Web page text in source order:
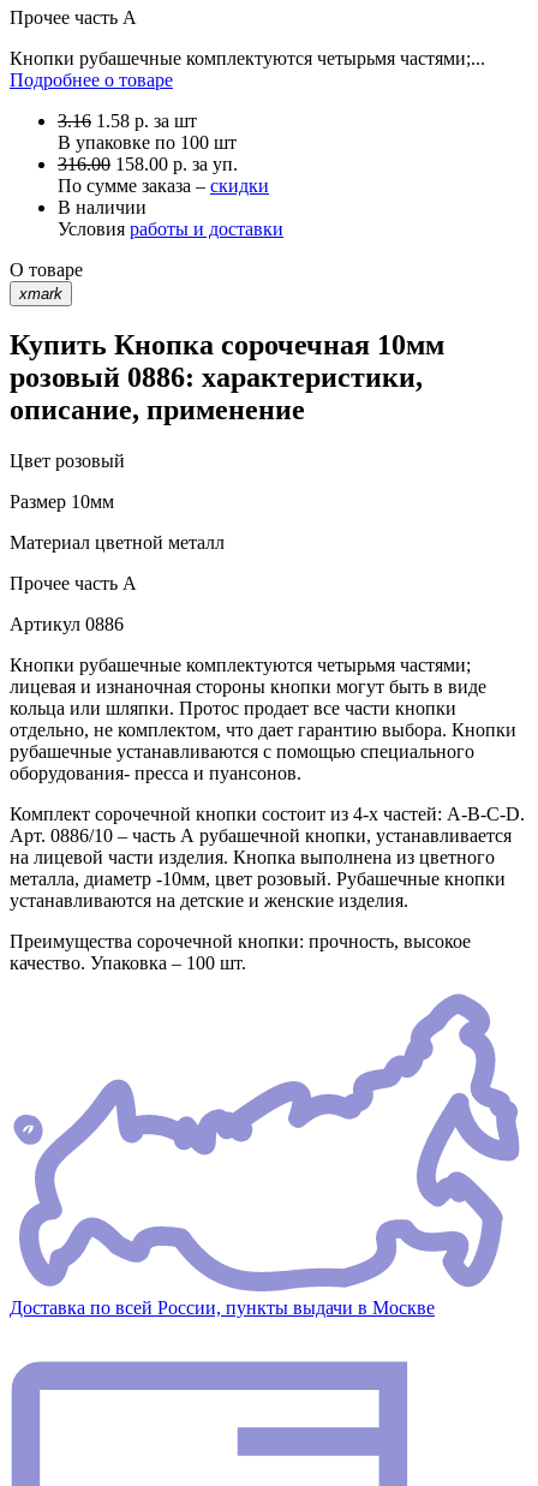
Прочее часть A
Кнопки рубашечные комплектуются четырьмя частями;...
Подробнее о товаре
3.16 1.58 р. за шт
В упаковке по 100 шт
316.00 158.00 р. за уп.
По сумме заказа – скидки
В наличии
Условия работы и доставки
О товаре
xmark
Купить Кнопка сорочечная 10мм
розовый 0886: характеристики,
описание, применение
Цвет розовый
Размер 10мм
Материал цветной металл
Прочее часть A
Артикул 0886
Кнопки рубашечные комплектуются четырьмя частями;
лицевая и изнаночная стороны кнопки могут быть в виде
кольца или шляпки. Протос продает все части кнопки
отдельно, не комплектом, что дает гарантию выбора. Кнопки
рубашечные устанавливаются с помощью специального
оборудования- пресса и пуансонов.
Комплект сорочечной кнопки состоит из 4-х частей: А-В-С-D.
Арт. 0886/10 – часть А рубашечной кнопки, устанавливается
на лицевой части изделия. Кнопка выполнена из цветного
металла, диаметр -10мм, цвет розовый. Рубашечные кнопки
устанавливаются на детские и женские изделия.
Преимущества сорочечной кнопки: прочность, высокое
качество. Упаковка – 100 шт.
Доставка по всей России, пункты выдачи в Москве